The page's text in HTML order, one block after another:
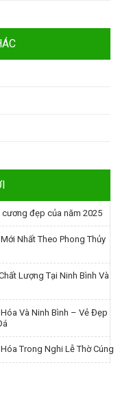
đẹp của năm 2025
Nhất Theo Phong Thủy
Lượng Tại Ninh Bình Và
Và Ninh Bình – Vẻ Đẹp
Trong Nghi Lễ Thờ Cúng